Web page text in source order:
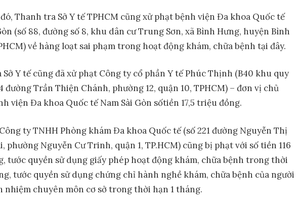
Thanh tra Sở Y tế TPHCM cũng xử phạt bệnh viện Đa khoa Quốc tế
(số 88, đường số 8, khu dân cư Trung Sơn, xã Bình Hưng, huyện Bình
về hàng loạt sai phạm trong hoạt động khám, chữa bệnh tại đây.
Y tế cũng đã xử phạt Công ty cổ phần Y tế Phúc Thịnh (B40 khu quy
đường Trần Thiện Chánh, phường 12, quận 10, TPHCM) – đơn vị chủ
viện Đa khoa Quốc tế Nam Sài Gòn sốtiền 17,5 triệu đồng.
ty TNHH Phòng khám Đa khoa Quốc tế (số 221 đường Nguyễn Thị
phường Nguyễn Cư Trinh, quận 1, TP.HCM) cũng bị phạt với số tiền 116
tước quyền sử dụng giấy phép hoạt động khám, chữa bệnh trong thời
tước quyền sử dụng chứng chỉ hành nghề khám, chữa bệnh của người
nhiệm chuyên môn cơ sở trong thời hạn 1 tháng.